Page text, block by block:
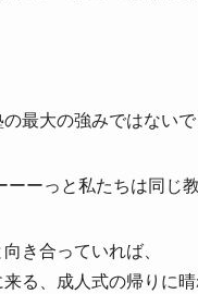
最大の強みではないで
ーっと私たちは同じ
き合っていれば、
る、成人式の帰りに晴